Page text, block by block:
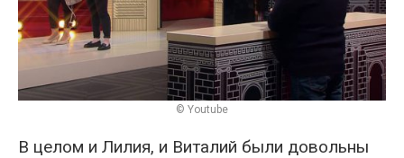
© Youtube
В целом и Лилия, и Виталий были довольны